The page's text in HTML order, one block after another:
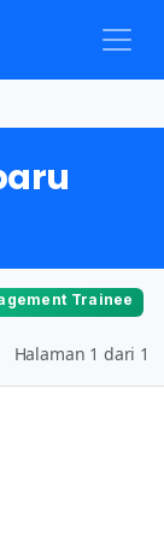
Trainee
Halaman 1 dari 1